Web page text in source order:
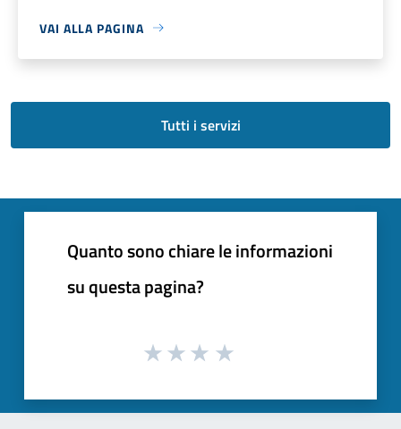
VAI ALLA PAGINA
Tutti i servizi
Quanto sono chiare le informazioni
su questa pagina?